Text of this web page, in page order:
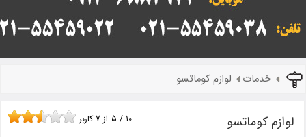
خدمات لوازم کوماتسو
لوازم کوماتسو 5 / 10 از 7کاربر